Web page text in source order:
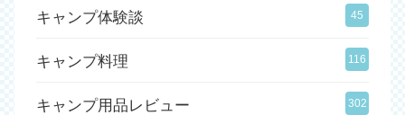
キャンプ体験談 45
キャンプ料理 116
キャンプ用品レビュー 302